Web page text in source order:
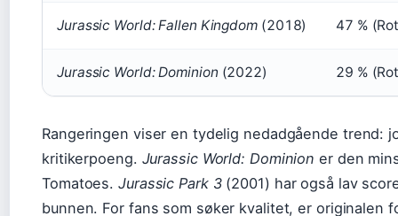
Jurassic World: Fallen Kingdom (2018) 47 %
Jurassic World: Dominion (2022) 29 %
Rangeringen viser en tydelig nedadgående trend:
kritikerpoeng. Jurassic World: Dominion er den
Tomatoes.Jurassic Park 3(2001) har også lav
bunnen. For fans som søker kvalitet, er originalen